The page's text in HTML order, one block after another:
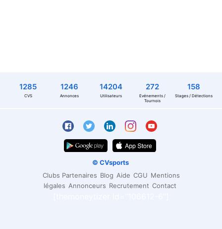
1285
CVS
1246
Annonces
14204
Utilisateurs
272
Evénements /
Tournois
158
Stages / Détections
© CVsports
Clubs Partenaires Blog Aide CGU Mentions
légales Annonceurs Recrutement Contact